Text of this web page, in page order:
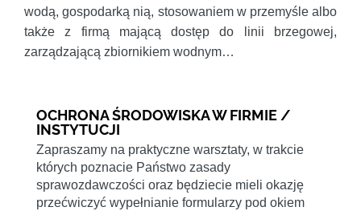
wodą, gospodarką nią, stosowaniem w przemyśle albo
także z firmą mającą dostęp do linii brzegowej,
zarządzającą zbiornikiem wodnym…
OCHRONA ŚRODOWISKA W FIRMIE /
INSTYTUCJI
Zapraszamy na praktyczne warsztaty, w trakcie
których poznacie Państwo zasady
sprawozdawczości oraz będziecie mieli okazję
przećwiczyć wypełnianie formularzy pod okiem